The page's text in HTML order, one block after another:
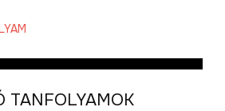
TANFOLYAMOK